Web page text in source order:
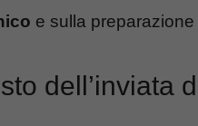
e sulla
dell’inviata